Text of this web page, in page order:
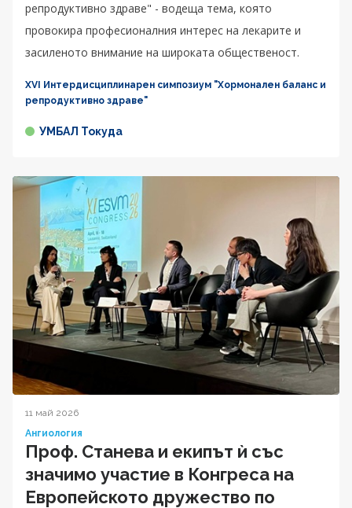
репродуктивно здраве" - водеща тема, която
провокира професионалния интерес на лекарите и
засиленото внимание на широката общественост.
XVI Интердисциплинарен симпозиум "Хормонален баланс и
репродуктивно здраве"
УМБАЛ Токуда
11 май 2026
Ангиология
Проф. Станева и екипът ѝ със
значимо участие в Конгреса на
Европейското дружество по